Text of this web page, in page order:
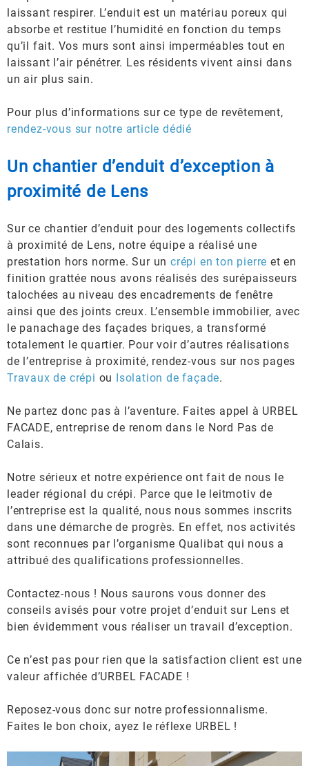
laissant respirer. L’enduit est un matériau poreux qui
absorbe et restitue l’humidité en fonction du temps
qu’il fait. Vos murs sont ainsi imperméables tout en
laissant l’air pénétrer. Les résidents vivent ainsi dans
un air plus sain.
Pour plus d’informations sur ce type de revêtement,
rendez-vous sur notre article dédié
Un chantier d’enduit d’exception à
proximité de Lens
Sur ce chantier d’enduit pour des logements collectifs
à proximité de Lens, notre équipe a réalisé une
prestation hors norme. Sur uncrépi en ton pierre et en
finition grattée nous avons réalisés des surépaisseurs
talochées au niveau des encadrements de fenêtre
ainsi que des joints creux. L’ensemble immobilier, avec
le panachage des façades briques, a transformé
totalement le quartier. Pour voir d’autres réalisations
de l’entreprise à proximité, rendez-vous sur nos pages
Travaux de crépi ou Isolation de façade.
Ne partez donc pas à l’aventure. Faites appel à URBEL
FACADE, entreprise de renom dans le Nord Pas de
Calais.
Notre sérieux et notre expérience ont fait de nous le
leader régional du crépi. Parce que le leitmotiv de
l’entreprise est la qualité, nous nous sommes inscrits
dans une démarche de progrès. En effet, nos activités
sont reconnues par l’organisme Qualibat qui nous a
attribué des qualifications professionnelles.
Contactez-nous ! Nous saurons vous donner des
conseils avisés pour votre projet d’enduit sur Lens et
bien évidemment vous réaliser un travail d’exception.
Ce n’est pas pour rien que la satisfactionclient est une
valeur affichée d’URBEL FACADE !
Reposez-vous donc sur notre professionnalisme.
Faites le bon choix, ayez le réflexe URBEL !